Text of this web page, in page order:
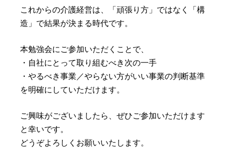
これからの介護経営は、「頑張り方」ではなく「構
造」で結果が決まる時代です。
本勉強会にご参加いただくことで、
・自社にとって取り組むべき次の一手
・やるべき事業／やらない方がいい事業の判断基準
を明確にしていただけます。
ご興味がございましたら、ぜひご参加いただけます
と幸いです。
どうぞよろしくお願いいたします。